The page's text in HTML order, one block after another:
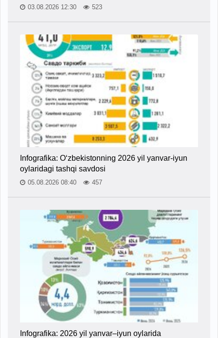
03.08.2026 12:30 523
Infografika: O‘zbekistonning 2026 yil yanvar-iyun
oylaridagi tashqi savdosi
05.08.2026 08:40 457
Infografika: 2026 yil yanvar–iyun oylarida